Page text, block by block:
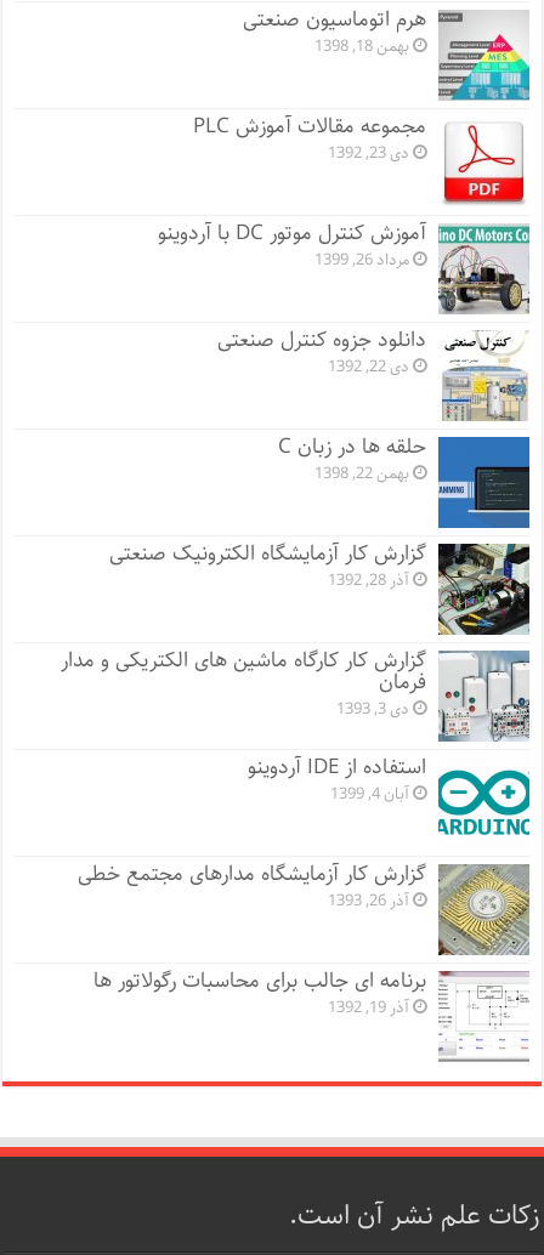
هرم اتوماسیون صنعتی
بهمن 18, 1398
مجموعه مقالات آموزش PLC
دی 23, 1392
آموزش کنترل موتور DC با آردوینو
مرداد 26, 1399
دانلود جزوه کنترل صنعتی
دی 22, 1392
حلقه ها در زبان C
بهمن 22, 1398
گزارش کار آزمایشگاه الکترونیک صنعتی
آذر 28, 1392
گزارش کار کارگاه ماشین های الکتریکی و مدار
فرمان
دی 3, 1393
استفاده از IDE آردوینو
آبان 4, 1399
گزارش کار آزمایشگاه مدارهای مجتمع خطی
آذر 26, 1393
برنامه ای جالب برای محاسبات رگولاتور ها
آذر 19, 1392
زکات علم نشر آن است.